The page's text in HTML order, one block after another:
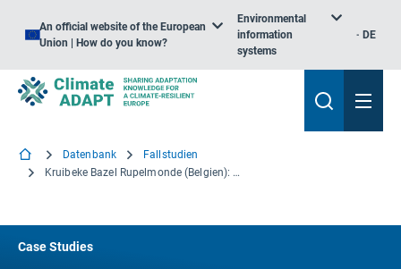
An official website of the European
Union | How do you know?
Environmental
information
systems
DE
Datenbank
Fallstudien
Kruibeke Bazel Rupelmonde (Belgien): ein kontrolliertes Hochwassergebiet für Hochwassersicherheit und Naturschutz
Case Studies